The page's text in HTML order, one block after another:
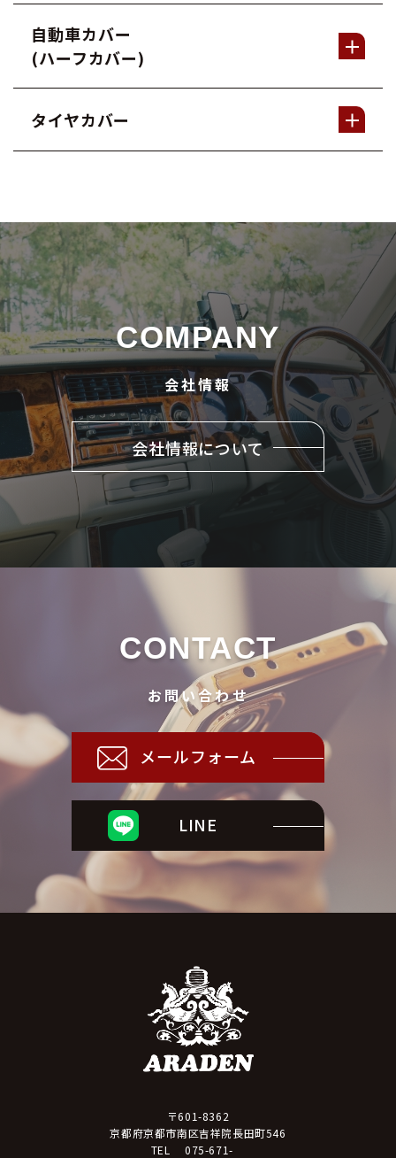
自動車カバー
(ハーフカバー)
タイヤカバー
COMPANY
会社情報
会社情報について
CONTACT
お問い合わせ
メールフォーム
LINE
〒601-8362
京都府京都市南区吉祥院長田町546
TEL 075-671-